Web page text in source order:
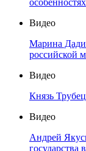
Видео
Марина
российской
Видео
Князь
Видео
Андрей
государства